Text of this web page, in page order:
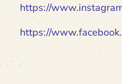
https://
https://